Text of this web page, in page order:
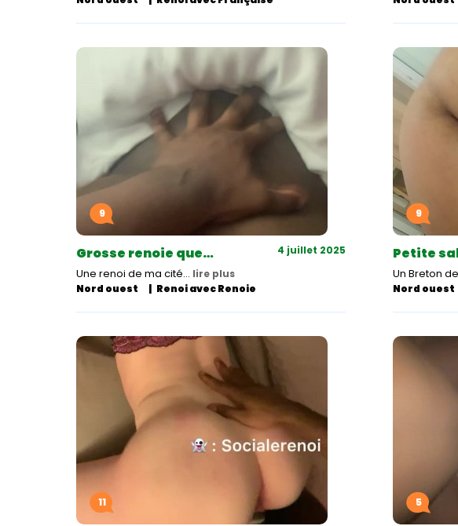
9
Grosse renoie que… 4 juillet 2025
Une renoi de ma cité… lire plus
Nord ouest
Renoi avec Renoie
9
Petite
Un Breton
Nord ouest
11 5